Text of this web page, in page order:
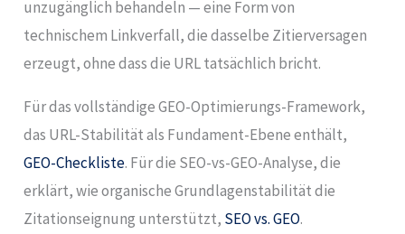
unzugänglich behandeln — eine Form von
technischem Linkverfall, die dasselbe Zitierversagen
erzeugt, ohne dass die URL tatsächlich bricht.
Für das vollständige GEO-Optimierungs-Framework,
das URL-Stabilität als Fundament-Ebene enthält,
GEO-Checkliste. Für die SEO-vs-GEO-Analyse, die
erklärt, wie organische Grundlagenstabilität die
Zitationseignung unterstützt, SEO vs. GEO.